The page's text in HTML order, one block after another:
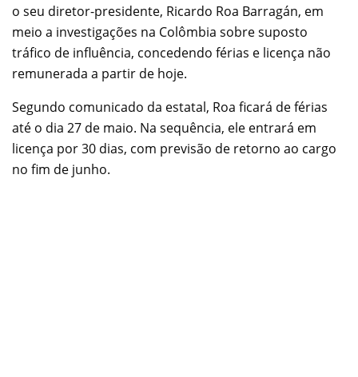
o seu diretor-presidente, Ricardo Roa Barragán, em
meio a investigações na Colômbia sobre suposto
tráfico de influência, concedendo férias e licença não
remunerada a partir de hoje.
Segundo comunicado da estatal, Roa ficará de férias
até o dia 27 de maio. Na sequência, ele entrará em
licença por 30 dias, com previsão de retorno ao cargo
no fim de junho.